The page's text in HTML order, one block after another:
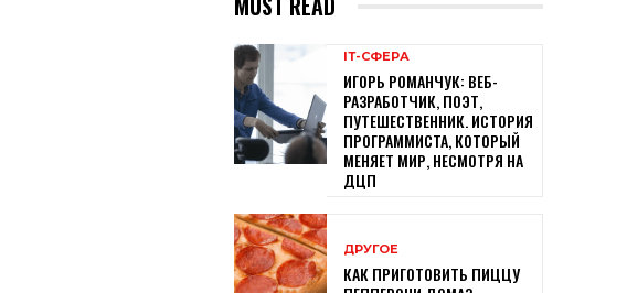
ІТ-СФЕРА
ИГОРЬ РОМАНЧУК: ВЕБ-
РАЗРАБОТЧИК, ПОЭТ,
ПУТЕШЕСТВЕННИК. ИСТОРИЯ
ПРОГРАММИСТА, КОТОРЫЙ
МЕНЯЕТ МИР, НЕСМОТРЯ НА
ДЦП
ДРУГОЕ
КАК ПРИГОТОВИТЬ ПИЦЦУ